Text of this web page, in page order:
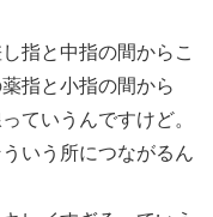
指と中指の間からこ
指と小指の間から
ていうんですけど。
いう所につながるん